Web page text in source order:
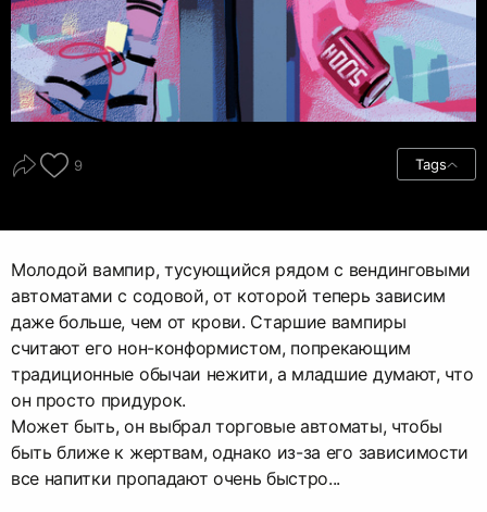
9 Tags
Молодой вампир, тусующийся рядом с вендинговыми
автоматами с содовой, от которой теперь зависим
даже больше, чем от крови. Старшие вампиры
считают его нон-конформистом, попрекающим
традиционные обычаи нежити, а младшие думают, что
он просто придурок.
Может быть, он выбрал торговые автоматы, чтобы
быть ближе к жертвам, однако из-за его зависимости
все напитки пропадают очень быстро...